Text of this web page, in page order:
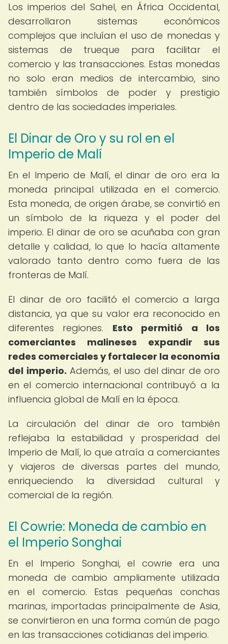
Los imperios del Sahel, en África Occidental,
desarrollaron sistemas económicos
complejos que incluían el uso de monedas y
sistemas de trueque para facilitar el
comercio y las transacciones. Estas monedas
no solo eran medios de intercambio, sino
también símbolos de poder y prestigio
dentro de las sociedades imperiales.
El Dinar de Oro y su rol en el
Imperio de Malí
En el Imperio de Malí, el dinar de oro era la
moneda principal utilizada en el comercio.
Esta moneda, de origen árabe, se convirtió en
un símbolo de la riqueza y el poder del
imperio. El dinar de oro se acuñaba con gran
detalle y calidad, lo que lo hacía altamente
valorado tanto dentro como fuera de las
fronteras de Malí.
El dinar de oro facilitó el comercio a larga
distancia, ya que su valor era reconocido en
diferentes regiones. Esto permitió a los
comerciantes malineses expandir sus
redes comerciales y fortalecer la economía
del imperio. Además, el uso del dinar de oro
en el comercio internacional contribuyó a la
influencia global de Malí en la época.
La circulación del dinar de oro también
reflejaba la estabilidad y prosperidad del
Imperio de Malí, lo que atraía a comerciantes
y viajeros de diversas partes del mundo,
enriqueciendo la diversidad cultural y
comercial de la región.
El Cowrie: Moneda de cambio en
el Imperio Songhai
En el Imperio Songhai, el cowrie era una
moneda de cambio ampliamente utilizada
en el comercio. Estas pequeñas conchas
marinas, importadas principalmente de Asia,
se convirtieron en una forma común de pago
en las transacciones cotidianas del imperio.